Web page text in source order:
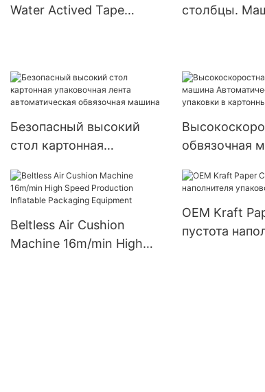
Water Actived Tape
столбцы.
Безопасный высокий
стол картонная
автоматическая
обвязочная машина
обвязочная
для
Beltless Air Cushion
Machine 16m/min High
OEM Kraft
пустота